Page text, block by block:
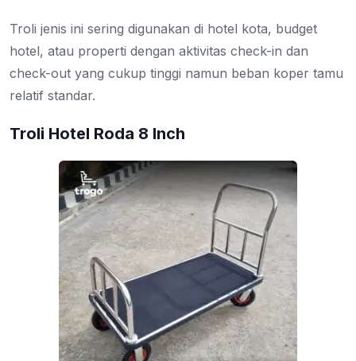
Troli jenis ini sering digunakan di hotel kota, budget
hotel, atau properti dengan aktivitas check-in dan
check-out yang cukup tinggi namun beban koper tamu
relatif standar.
Troli Hotel Roda 8 Inch